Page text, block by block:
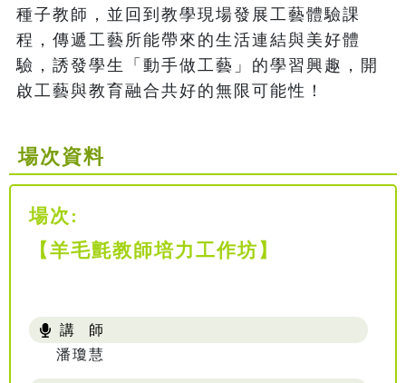
種子教師，並回到教學現場發展工藝體驗課
程，傳遞工藝所能帶來的生活連結與美好體
驗，誘發學生「動手做工藝」的學習興趣，開
場次資料
場次:
【羊毛氈教師培力工作坊】
講 師
潘瓊慧